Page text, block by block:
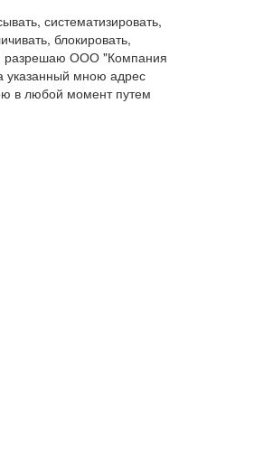
систематизировать,
блокировать,
разрешаю ООО "Компания
указанный мною адрес
в любой момент путем